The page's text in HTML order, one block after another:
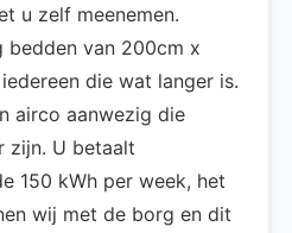
u zelf meenemen.
bedden van 200cm x
die wat langer is.
airco aanwezig die
zijn. U betaalt
150 kWh per week, het
wij met de borg en dit